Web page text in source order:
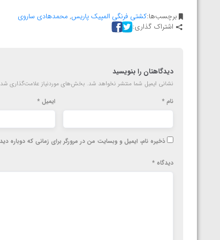
برچسب‌ها:کشتی فرنگی المپیک پاریس,محمدهادی ساروی
اشتراک گذاری:
دیدگاهتان را بنویسید
نشانی ایمیل شما منتشر نخواهد شد. بخش‌های موردنیاز علامت‌گذاری
نام * ایمیل*
ذخیره نام، ایمیل و وبسایت من در مرورگر برای زمانی که دوباره
دیدگاه *